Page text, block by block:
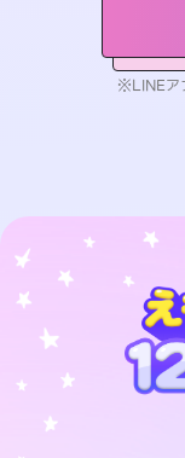
※LINEア